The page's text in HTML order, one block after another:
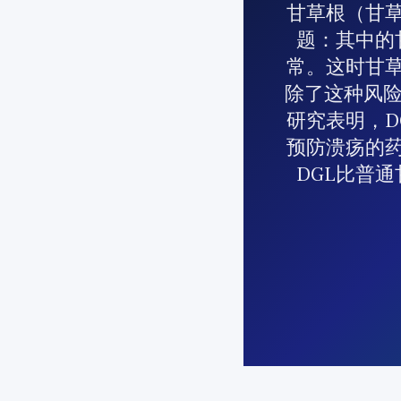
甘草根（甘
题：其中
常。这时甘
除了这种风
研究表明，
预防溃疡的
DGL比普